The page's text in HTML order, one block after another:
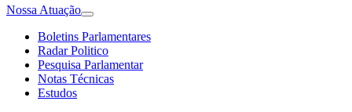
Nossa Atuação
Boletins Parlamentares
Radar Politico
Pesquisa Parlamentar
Notas Técnicas
Estudos